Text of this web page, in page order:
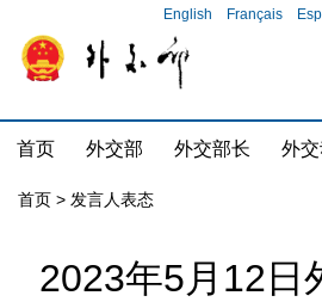
English Français
首页 外交部 外交部长 外
首页 > 发言人表态
2023年5月12日